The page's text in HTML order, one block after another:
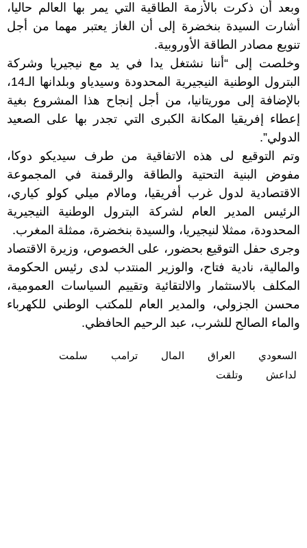
وبعد أن ذكرت بالأزمة الطاقية التي يمر بها العالم حاليا،
أشارت السيدة بنخضرة إلى أن الغاز يعتبر مهما من أجل
تنويع مصادر الطاقة الأوروبية.
وخلصت إلى “أننا نشتغل يدا في يد مع نيجيريا وشركة
البترول الوطنية النيجيرية المحدودة وسيدياو وبلدانها الـ14،
بالإضافة إلى موريتانيا، من أجل إنجاح هذا المشروع بغية
إعطاء إفريقيا المكانة الكبرى التي تجدر بها على الصعيد
الدولي”.
وتم التوقيع لى هذه الاتفاقية من طرف سيديكو دوكا،
مفوض البنية التحتية والطاقة والرقمنة في المجموعة
الاقتصادية لدول غرب أفريقيا، ومالام ميلي كولو كياري،
الرئيس المدير العام لشركة البترول الوطنية النيجيرية
المحدودة، ممثلا لنيجيريا، والسيدة بنخضرة، ممثلة المغرب.
وجرى حفل التوقيع بحضور، على الخصوص، وزيرة الاقتصاد
والمالية، نادية فتاح، والوزير المنتدب لدى رئيس الحكومة
المكلف بالاستثمار والالتقائية وتقييم السياسات العمومية،
محسن الجزولي، والمدير العام للمكتب الوطني للكهرباء
والماء الصالح للشرب، عبد الرحيم الحافظي.
السعودي العراق المال ترامب
سلمت
لداعش
وتلقت